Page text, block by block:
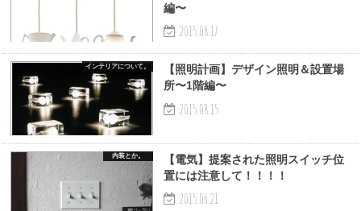
編〜
2015.08.17
インテリアについて。
【照明計画】デザイン照明＆設置場
所〜1階編〜
2015.08.15
内装とか。
【電気】提案された照明スイッチ位
置には注意して！！！！
2015.06.21